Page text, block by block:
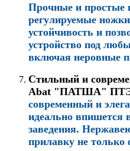
Прочные и простые
регулируемые
устойчивость и
устройство под
включая неровные
Стильный и
Abat "ПАТША"
современный и
идеально впишется
заведения.
прилавку не только